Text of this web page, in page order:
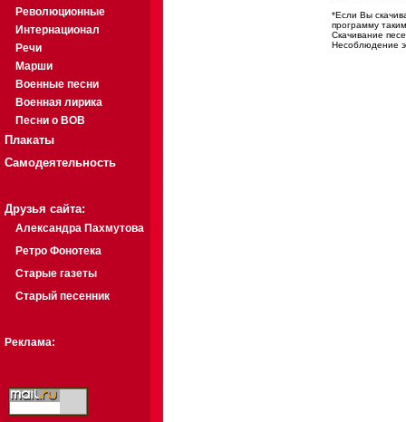
Революционные
Интернационал
Речи
Марши
Военные песни
Военная лирика
Песни о ВОВ
Плакаты
Самодеятельность
Друзья сайта:
Александра Пахмутова
Ретро Фонотека
Старые газеты
Старый песенник
Реклама:
*Если Вы
программу
Скачивание
Несоблюдение